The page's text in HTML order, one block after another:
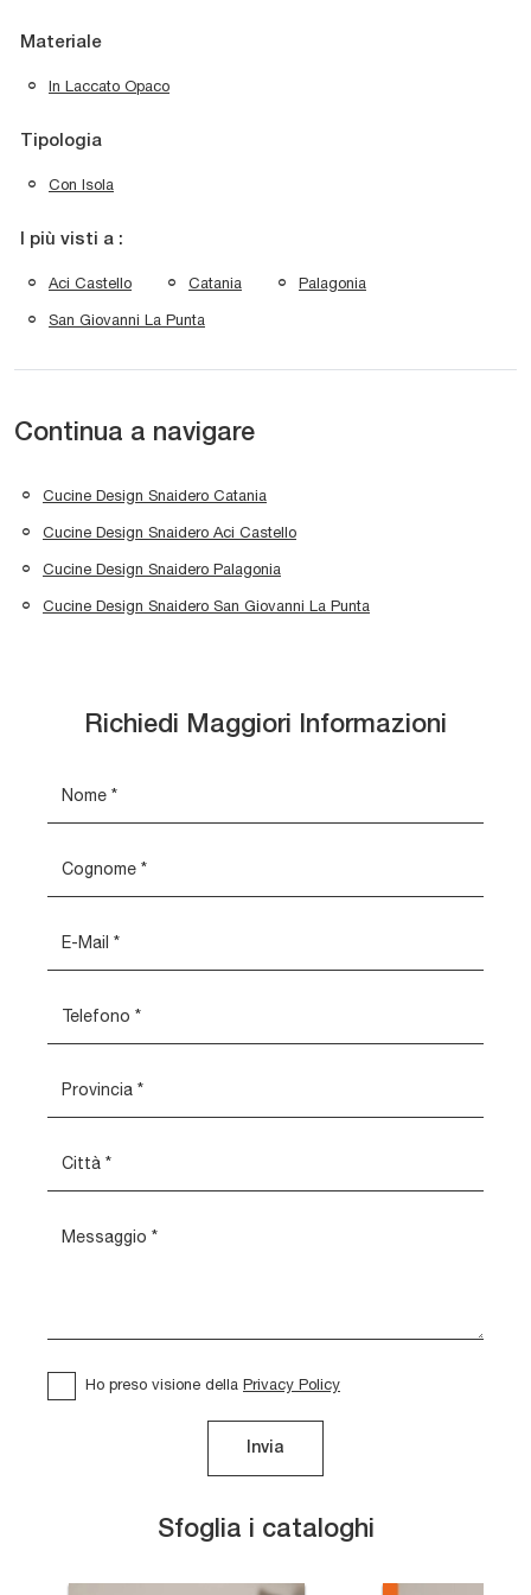
Materiale
In Laccato Opaco
Tipologia
Con Isola
I più visti a :
Aci Castello Catania Palagonia
San Giovanni La Punta
Continua a navigare
Cucine Design Snaidero Catania
Cucine Design Snaidero Aci Castello
Cucine Design Snaidero Palagonia
Cucine Design Snaidero San Giovanni La Punta
Sfoglia i cataloghi
Richiedi Maggiori Informazioni
Ho preso visione della Privacy Policy
Invia